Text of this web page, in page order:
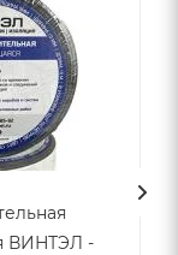
ВИНТЭЛ -